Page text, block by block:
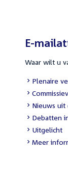
E-
Waar wilt u
External
link:
Plenaire
External
link:
External
link:
Nieuws uit
External
link:
Debatten
External
link:
Uitgelicht
Meer